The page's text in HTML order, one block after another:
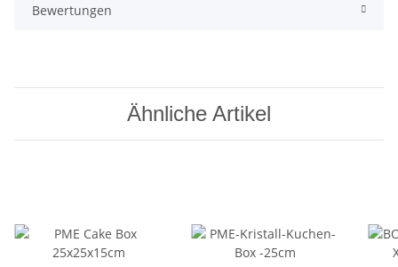
Bewertungen
Ähnliche Artikel